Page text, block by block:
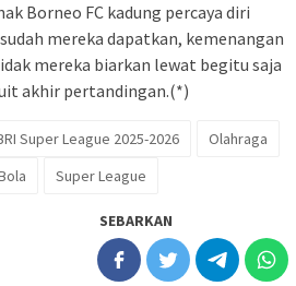
Borneo FC kadung percaya diri
mereka dapatkan, kemenangan
mereka biarkan lewat begitu saja
akhir pertandingan.(*)
Super League 2025-2026
Olahraga
Super League
SEBARKAN